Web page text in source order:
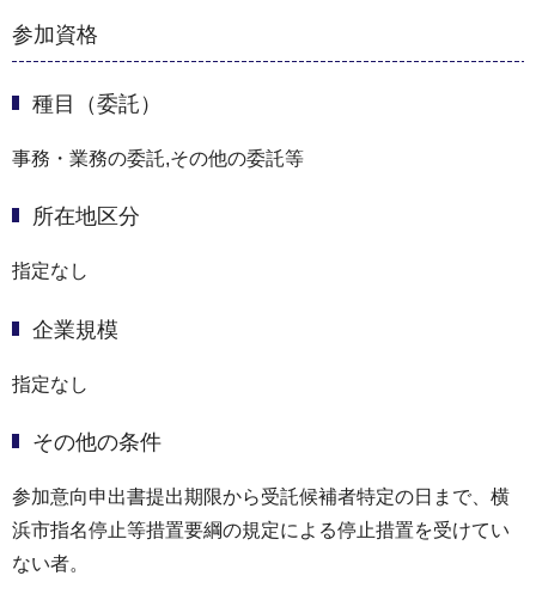
参加資格
種目（委託）
事務・業務の委託,その他の委託等
所在地区分
指定なし
企業規模
指定なし
その他の条件
参加意向申出書提出期限から受託候補者特定の日まで、横
浜市指名停止等措置要綱の規定による停止措置を受けてい
ない者。